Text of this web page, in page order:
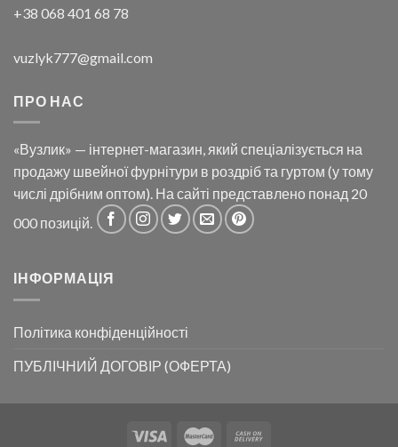
+38 068 401 68 78
vuzlyk777@gmail.com
ПРО НАС
«Вузлик» — інтернет-магазин, який спеціалізується на
продажу швейної фурнітури в роздріб та гуртом (у тому
числі дрібним оптом). На сайті представлено понад 20
000 позицій.
ІНФОРМАЦІЯ
Політика конфіденційності
ПУБЛІЧНИЙ ДОГОВІР (ОФЕРТА)